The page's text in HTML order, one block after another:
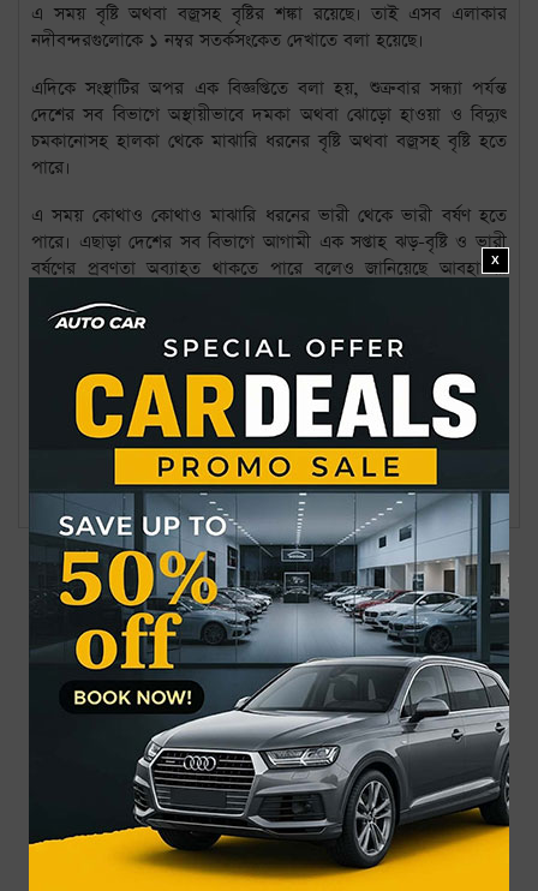
এ সময় বৃষ্টি অথবা বজ্রসহ বৃষ্টির শঙ্কা রয়েছে। তাই এসব এলাকার
নদীবন্দরগুলোকে ১ নম্বর সতর্কসংকেত দেখাতে বলা হয়েছে।
এদিকে সংস্থাটির অপর এক বিজ্ঞপ্তিতে বলা হয়, শুক্রবার সন্ধ্যা পর্যন্ত
দেশের সব বিভাগে অস্থায়ীভাবে দমকা অথবা ঝোড়ো হাওয়া ও বিদ্যুৎ
চমকানোসহ হালকা থেকে মাঝারি ধরনের বৃষ্টি অথবা বজ্রসহ বৃষ্টি হতে
পারে।
এ সময় কোথাও কোথাও মাঝারি ধরনের ভারী থেকে ভারী বর্ষণ হতে
পারে। এছাড়া দেশের সব বিভাগে আগামী এক সপ্তাহ ঝড়-বৃষ্টি ও ভারী
বর্ষণের প্রবণতা অব্যাহত থাকতে পারে বলেও জানিয়েছে আবহাওয়া
ইসি পাবে ৪ হাজার ৪০১ কোটি টাকা
ইরানের সঙ্গে যুক্তরাষ্ট্রের সমঝোতা: সপ্তাহের শেষেই চুক্তি
সর্বশেষ
জনপ্রিয়
নাফ নদ থেকে ৩ জেলেকে ধরে নিয়ে গেছে আরাকান আর্মি
গ্র্যামিতে এখনো সিদ্ধান্তহীন স্ট্রে কিডস
৩ দিনে ফ্রি দেখা যাবে ৬ সিনেমা
উন্মুক্ত জুলাই স্মৃতি জাদুঘর: প্রথম দিনেই জাদুঘরে ঢুকতে বিশৃঙ্খলা
দেশজুড়ে ৫ দিন বৃষ্টির পূর্বাভাস
X